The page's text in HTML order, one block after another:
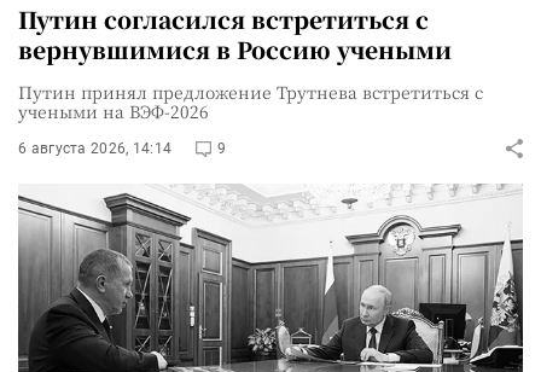
Путин согласился встретиться с
вернувшимися в Россию учеными
Путин принял предложение Трутнева встретиться с
учеными на ВЭФ-2026
6 августа 2026, 14:14 9